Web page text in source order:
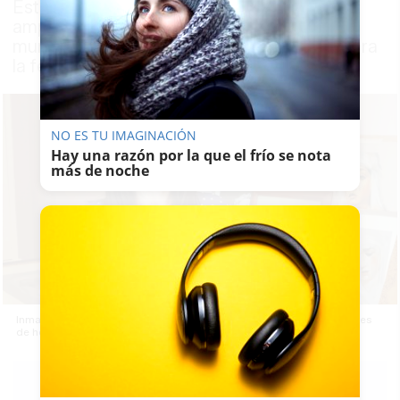
Esta "amante del diseño" cuenta con una
amplia experiencia en producciones para el
mundo cofrade. En 2019 realizó el cartel para
la festividad de Corpus de Jerez
Inmaculada Peña posando ante varios retratos de imágenes titulares
NO ES TU IMAGINACIÓN
Hay una razón por la que el frío se nota
más de noche